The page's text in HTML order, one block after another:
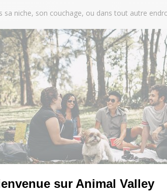
sur Animal Valley
sa niche, son couchage, ou dans tout autre